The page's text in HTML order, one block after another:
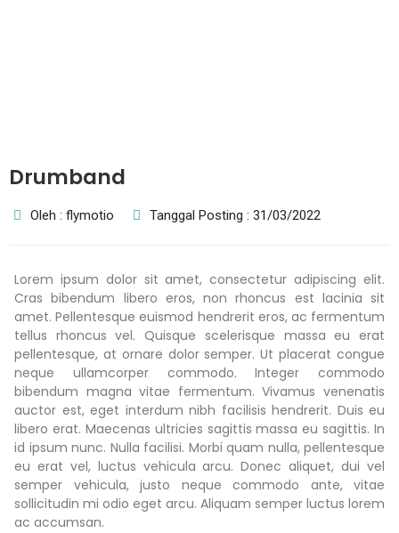
Drumband
Oleh : flymotio Tanggal Posting : 31/03/2022
Lorem ipsum dolor sit amet, consectetur adipiscing elit.
Cras bibendum libero eros, non rhoncus est lacinia sit
amet. Pellentesque euismod hendrerit eros, ac fermentum
tellus rhoncus vel. Quisque scelerisque massa eu erat
pellentesque, at ornare dolor semper. Ut placerat congue
neque ullamcorper commodo. Integer commodo
bibendum magna vitae fermentum. Vivamus venenatis
auctor est, eget interdum nibh facilisis hendrerit. Duis eu
libero erat. Maecenas ultricies sagittis massa eu sagittis. In
id ipsum nunc. Nulla facilisi. Morbi quam nulla, pellentesque
eu erat vel, luctus vehicula arcu. Donec aliquet, dui vel
semper vehicula, justo neque commodo ante, vitae
sollicitudin mi odio eget arcu. Aliquam semper luctus lorem
ac accumsan.